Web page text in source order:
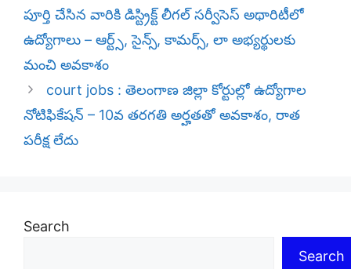
పూర్తి చేసిన వారికి డిస్ట్రిక్ట్ లీగల్ సర్వీసెస్ అథారిటీలో
ఉద్యోగాలు – ఆర్ట్స్, సైన్స్, కామర్స్, లా అభ్యర్థులకు
మంచి అవకాశం
court jobs : తెలంగాణ జిల్లా కోర్టుల్లో ఉద్యోగాల
నోటిఫికేషన్ – 10వ తరగతి అర్హతతో అవకాశం, రాత
పరీక్ష లేదు
Search
Search